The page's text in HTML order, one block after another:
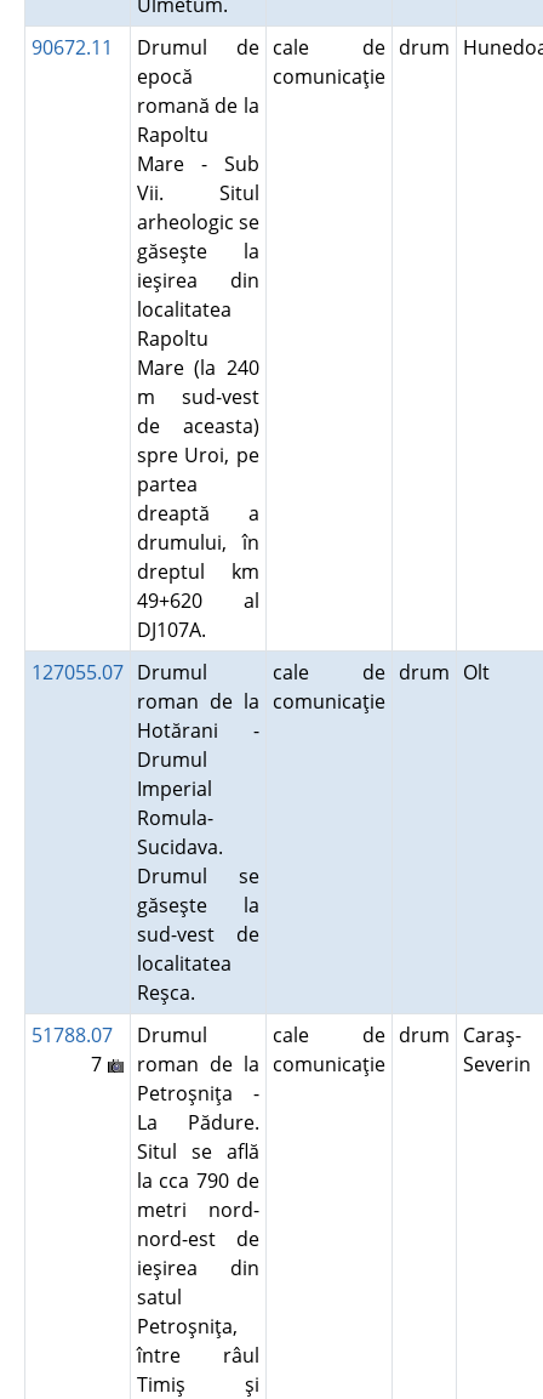
90672.11
Drumul de
epocă
romană de la
Rapoltu
Mare - Sub
Vii. Situl
arheologic se
găseşte la
ieşirea din
localitatea
Rapoltu
Mare (la 240
m sud-vest
de aceasta)
spre Uroi, pe
partea
dreaptă a
drumului, în
dreptul km
49+620 al
DJ107A.
cale de
comunicaţie
drum
127055.07 Drumul
roman de la
Hotărani -
Drumul
Imperial
Romula-
Sucidava.
Drumul se
găseşte la
sud-vest de
localitatea
Reşca.
cale de
comunicaţie
drum Olt
51788.07
7
Drumul
roman de la
Petroşniţa -
La Pădure.
Situl se află
la cca 790 de
metri nord-
nord-est de
ieşirea din
satul
Petroşniţa,
între râul
Timiş şi
cale de
comunicaţie
drum Caraş-
Severin